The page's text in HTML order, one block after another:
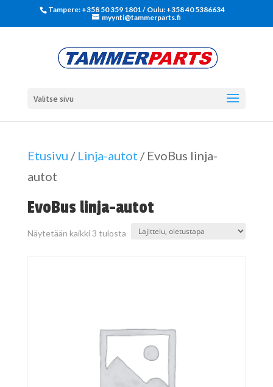
Tampere: +358 50 359 1801‬ / Oulu: +358 40 5386634
myynti@tammerparts.fi
Valitse sivu
Etusivu / Linja-autot / EvoBus linja-
autot
EvoBus linja-autot
Näytetään kaikki 3 tulosta